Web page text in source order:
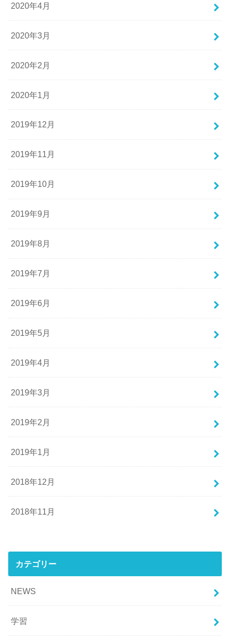
2020年4月
2020年3月
2020年2月
2020年1月
2019年12月
2019年11月
2019年10月
2019年9月
2019年8月
2019年7月
2019年6月
2019年5月
2019年4月
2019年3月
2019年2月
2019年1月
2018年12月
2018年11月
カテゴリー
NEWS
学習